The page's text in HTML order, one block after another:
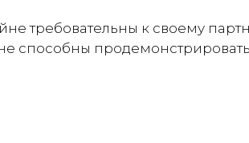
требовательны к своему
способны